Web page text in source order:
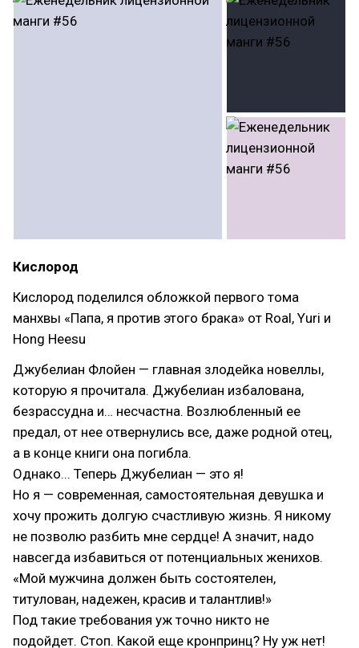
Кислород
Кислород поделился обложкой первого тома
манхвы «Папа, я против этого брака» от Roal, Yuri и
Hong Heesu
Джубелиан Флойен — главная злодейка новеллы,
которую я прочитала. Джубелиан избалована,
безрассудна и… несчастна. Возлюбленный ее
предал, от нее отвернулись все, даже родной отец,
а в конце книги она погибла.
Однако... Теперь Джубелиан — это я!
Но я — современная, самостоятельная девушка и
хочу прожить долгую счастливую жизнь. Я никому
не позволю разбить мне сердце! А значит, надо
навсегда избавиться от потенциальных женихов.
«Мой мужчина должен быть состоятелен,
титулован, надежен, красив и талантлив!»
Под такие требования уж точно никто не
подойдет. Стоп. Какой еще кронпринц? Ну уж нет!